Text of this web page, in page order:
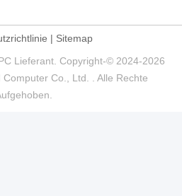
| Sitemap
Lieferant. Copyright-© 2024-2026
Co., Ltd. . Alle Rechte